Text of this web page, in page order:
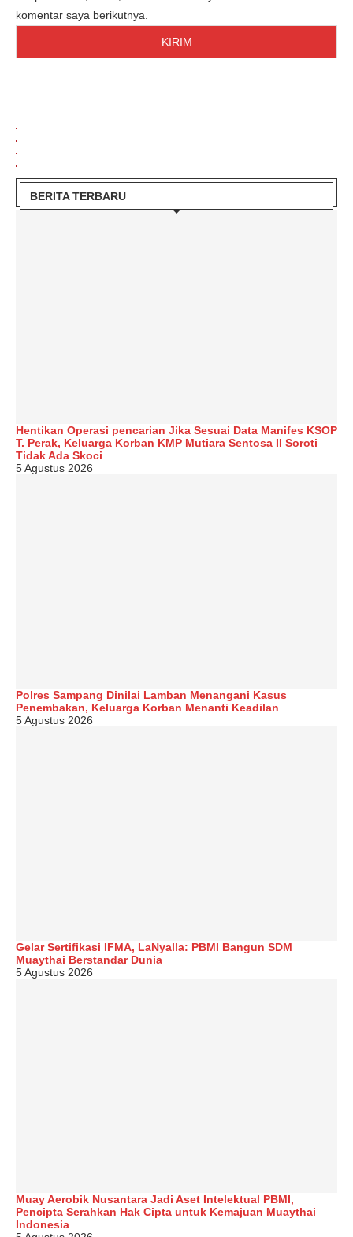
komentar saya berikutnya.
BERITA TERBARU
Hentikan Operasi pencarian Jika Sesuai Data Manifes KSOP
T. Perak, Keluarga Korban KMP Mutiara Sentosa II Soroti
Tidak Ada Skoci
5 Agustus 2026
Polres Sampang Dinilai Lamban Menangani Kasus
Penembakan, Keluarga Korban Menanti Keadilan
5 Agustus 2026
Gelar Sertifikasi IFMA, LaNyalla: PBMI Bangun SDM
Muaythai Berstandar Dunia
5 Agustus 2026
Muay Aerobik Nusantara Jadi Aset Intelektual PBMI,
Pencipta Serahkan Hak Cipta untuk Kemajuan Muaythai
Indonesia